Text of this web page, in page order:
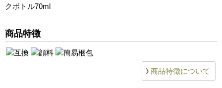
クボトル70ml
商品特徴
商品特徴について